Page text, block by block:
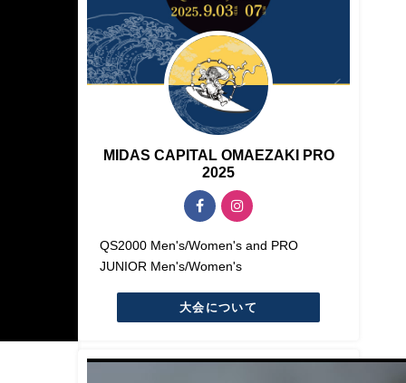
MIDAS CAPITAL OMAEZAKI PRO
2025
QS2000 Men's/Women's and PRO
JUNIOR Men's/Women's
大会について